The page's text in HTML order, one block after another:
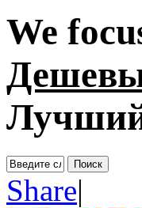
We
Share|